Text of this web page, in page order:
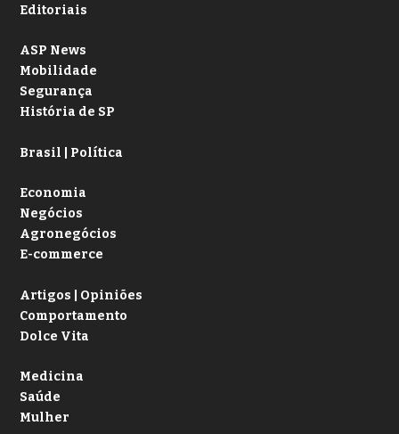
Editoriais
ASP News
Mobilidade
Segurança
História de SP
Brasil | Política
Economia
Negócios
Agronegócios
E-commerce
Artigos | Opiniões
Comportamento
Dolce Vita
Medicina
Saúde
Mulher